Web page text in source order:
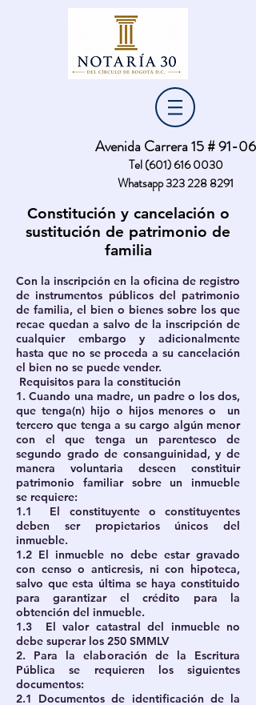
Avenida Carrera 15 # 91-06
Tel(601) 616 0030
Whatsapp323 228 8291
Constitución y cancelación o
sustitución de patrimonio de
familia
Con la inscripción en la oficina de registro
de instrumentos públicos del patrimonio
de familia, el bien o bienes sobre los que
recae quedan a salvo de la inscripción de
cualquier embargo y adicionalmente
hasta que no se proceda a su cancelación
el bien no se puede vender.
Requisitos para la constitución
1. Cuando una madre, un padre o los dos,
que tenga(n) hijo o hijos menores o un
tercero que tenga a su cargo algún menor
con el que tenga un parentesco de
segundo grado de consanguinidad, y de
manera voluntaria deseen constituir
patrimonio familiar sobre un inmueble
se requiere:
1.1 El constituyente o constituyentes
deben ser propietarios únicos del
inmueble.
1.2 El inmueble no debe estar gravado
con censo o anticresis, ni con hipoteca,
salvo que esta última se haya constituido
para garantizar el crédito para la
obtención del inmueble.
1.3 El valor catastral del inmueble no
debe superar los 250 SMMLV
2. Para la elaboración de la Escritura
Pública se requieren los siguientes
documentos:
2.1 Documentos de identificación de la